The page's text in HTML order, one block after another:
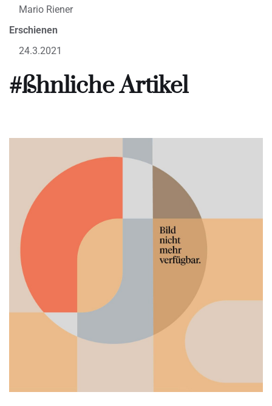
Mario Riener
Erschienen
24.3.2021
#ßhnliche Artikel